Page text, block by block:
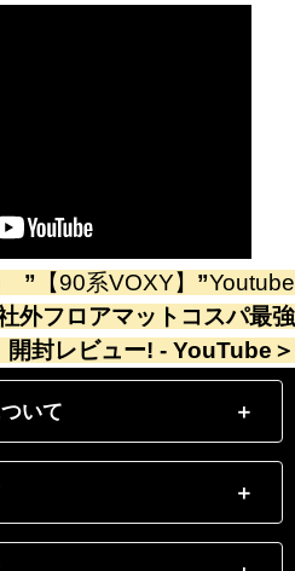
” 【90系VOXY】 ”Youtube
外フロアマットコスパ最強
開封レビュー! - YouTube ＞
いて